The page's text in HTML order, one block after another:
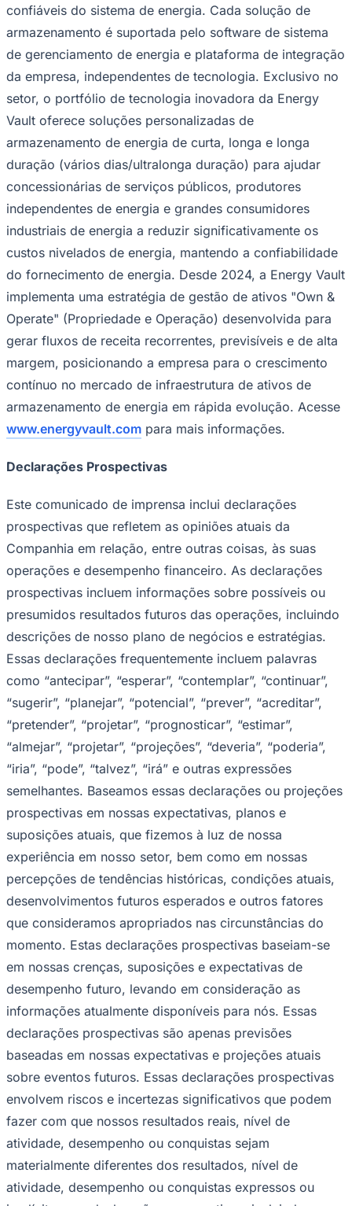
Flamengo
Vasco
confiáveis ​​do sistema de energia. Cada solução de
armazenamento é suportada pelo software de sistema
de gerenciamento de energia e plataforma de integração
da empresa, independentes de tecnologia. Exclusivo no
setor, o portfólio de tecnologia inovadora da Energy
Vault oferece soluções personalizadas de
armazenamento de energia de curta, longa e longa
duração (vários dias/ultralonga duração) para ajudar
concessionárias de serviços públicos, produtores
independentes de energia e grandes consumidores
industriais de energia a reduzir significativamente os
custos nivelados de energia, mantendo a confiabilidade
do fornecimento de energia. Desde 2024, a Energy Vault
implementa uma estratégia de gestão de ativos "Own &
Operate" (Propriedade e Operação) desenvolvida para
gerar fluxos de receita recorrentes, previsíveis e de alta
margem, posicionando a empresa para o crescimento
contínuo no mercado de infraestrutura de ativos de
armazenamento de energia em rápida evolução. Acesse
www.energyvault.com para mais informações.
Declarações Prospectivas
Este comunicado de imprensa inclui declarações
prospectivas que refletem as opiniões atuais da
Companhia em relação, entre outras coisas, às suas
operações e desempenho financeiro. As declarações
prospectivas incluem informações sobre possíveis ou
presumidos resultados futuros das operações, incluindo
descrições de nosso plano de negócios e estratégias.
Essas declarações frequentemente incluem palavras
como “antecipar”, “esperar”, “contemplar”, “continuar”,
“sugerir”, “planejar”, ​​“potencial”, “prever”, “acreditar”,
“pretender”, “projetar”, “prognosticar”, “estimar”,
“almejar”, ​​“projetar”, “projeções”, “deveria”, “poderia”,
“iria”, “pode”, “talvez”, “irá” e outras expressões
semelhantes. Baseamos essas declarações ou projeções
prospectivas em nossas expectativas, planos e
suposições atuais, que fizemos à luz de nossa
experiência em nosso setor, bem como em nossas
percepções de tendências históricas, condições atuais,
desenvolvimentos futuros esperados e outros fatores
que consideramos apropriados nas circunstâncias do
momento. Estas declarações prospectivas baseiam-se
em nossas crenças, suposições e expectativas de
desempenho futuro, levando em consideração as
informações atualmente disponíveis para nós. Essas
declarações prospectivas são apenas previsões
baseadas em nossas expectativas e projeções atuais
sobre eventos futuros. Essas declarações prospectivas
envolvem riscos e incertezas significativos que podem
fazer com que nossos resultados reais, nível de
atividade, desempenho ou conquistas sejam
materialmente diferentes dos resultados, nível de
atividade, desempenho ou conquistas expressos ou